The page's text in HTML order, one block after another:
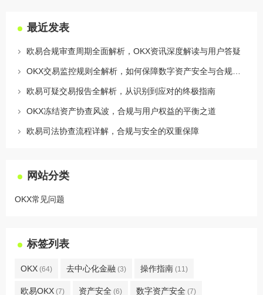
最近发表
欧易合规审查周期全面解析，OKX资讯深度解读与用户答疑
欧易可疑交易报告全解析，从识别到应对的终极指南
OKX冻结资产协查风波，合规与用户权益的平衡之道
欧易司法协查流程详解，合规与安全的双重保障
网站分类
OKX常见问题
标签列表
OKX (64) 去中心化金融 (3) 操作指南 (11)
欧易OKX (7) 资产安全 (6) 数字资产安全 (7)